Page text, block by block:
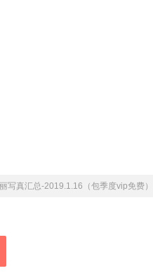
写真汇总-2019.1.16（包季度vip免费）